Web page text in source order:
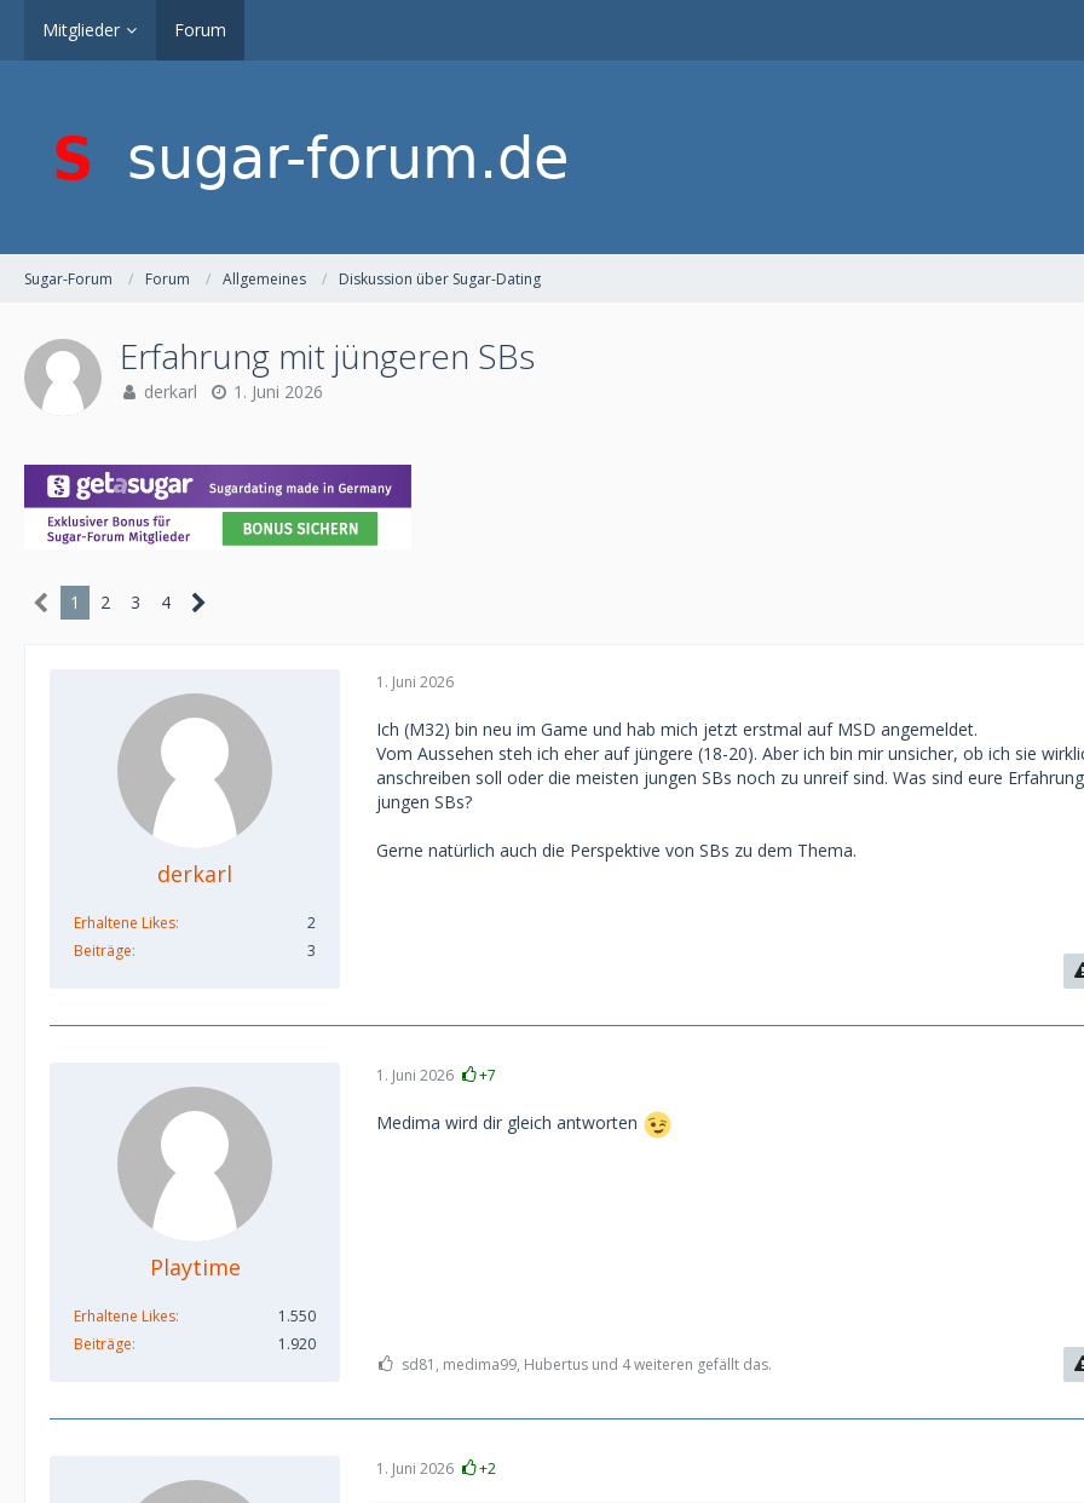
Mitglieder Forum
Sugar-Forum Forum Allgemeines Diskussion über Sugar-Dating
Erfahrung mit jüngeren SBs
derkarl 1. Juni 2026
1 2 3 4
derkarl
Erhaltene Likes
2
Beiträge
3
1. Juni 2026
Ich (M32) bin neu im Game und hab mich jetzt erstmal auf MSD angemeldet.
Vom Aussehen steh ich eher auf jüngere (18-20). Aber ich bin mir unsicher, ob ich sie
anschreiben soll oder die meisten jungen SBs noch zu unreif sind. Was sind eure
jungen SBs?
Gerne natürlich auch die Perspektive von SBs zu dem Thema.
Playtime
Erhaltene Likes
1.550
Beiträge
1.920
1. Juni 2026 +7
Medima wird dir gleich antworten
sd81, medima99, Hubertus und 4 weiteren gefällt das.
1. Juni 2026 +2